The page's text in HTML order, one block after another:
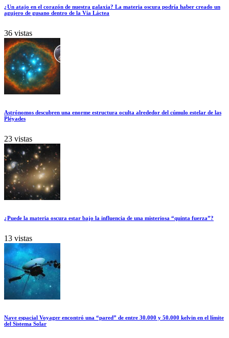
¿Un atajo en el corazón de nuestra galaxia? La materia oscura podría haber creado un
agujero de gusano dentro de la Vía Láctea
36 vistas
Astrónomos descubren una enorme estructura oculta alrededor del cúmulo estelar de las
Pléyades
23 vistas
¿Puede la materia oscura estar bajo la influencia de una misteriosa “quinta fuerza”?
13 vistas
Nave espacial Voyager encontró una “pared” de entre 30.000 y 50.000 kelvin en el límite
del Sistema Solar